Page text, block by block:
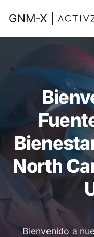
North
Bienvenido a